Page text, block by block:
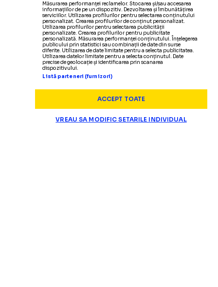
Măsurarea performanței reclamelor. Stocarea și/sau accesarea
informațiilor de pe un dispozitiv. Dezvoltarea și îmbunătățirea
serviciilor. Utilizarea profilurilor pentru selectarea conținutului
personalizat. Crearea profilurilor de conținut personalizat.
Utilizarea profilurilor pentru selectarea publicității
personalizate. Crearea profilurilor pentru publicitate
personalizată. Măsurarea performanței conținutului. Înțelegerea
publicului prin statistici sau combinații de date din surse
diferite. Utilizarea de date limitate pentru a selecta publicitatea.
Utilizarea datelor limitate pentru a selecta conținutul. Date
precise de geolocație și identificarea prin scanarea
dispozitivului.
Listă parteneri (furnizori)
ACCEPT TOATE
VREAU SA MODIFIC SETARILE INDIVIDUAL